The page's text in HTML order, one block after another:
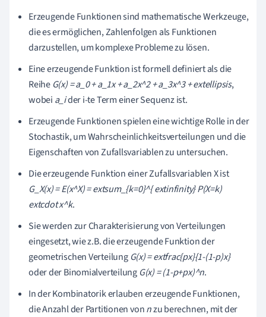
Erzeugende Funktionen sind mathematische Werkzeuge,
die es ermöglichen, Zahlenfolgen als Funktionen
darzustellen, um komplexe Probleme zu lösen.
Eine erzeugende Funktion ist formell definiert als die
Reihe G(x) = a_0 + a_1x + a_2x^2 + a_3x^3 + extellipsis,
wobei a_ider i-te Term einer Sequenz ist.
Erzeugende Funktionen spielen eine wichtige Rolle in der
Stochastik, um Wahrscheinlichkeitsverteilungen und die
Eigenschaften von Zufallsvariablen zu untersuchen.
Die erzeugende Funktion einer Zufallsvariablen X ist
G_X(x) = E(x^X) = extsum_{k=0}^{ extinfinity} P(X=k)
extcdot x^k.
Sie werden zur Charakterisierung von Verteilungen
eingesetzt, wie z.B. die erzeugende Funktion der
geometrischen Verteilung G(x) = extfrac{px}{1-(1-p)x}
oder der Binomialverteilung G(x) = (1-p+px)^n.
In der Kombinatorik erlauben erzeugende Funktionen,
die Anzahl der Partitionen vonnzu berechnen, mit der